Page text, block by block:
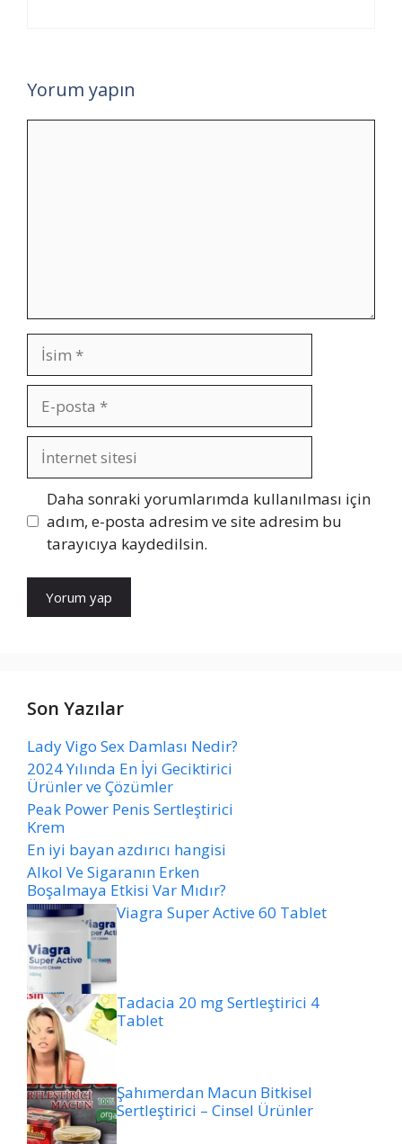
Yorum yapın
İsim
posta
İnternet
sitesi
Daha sonraki yorumlarımda kullanılması için
adım, e-posta adresim ve site adresim bu
tarayıcıya kaydedilsin.
Son Yazılar
Lady Vigo Sex Damlası Nedir?
2024 Yılında En İyi Geciktirici
Ürünler ve Çözümler
Peak Power Penis Sertleştirici
Krem
En iyi bayan azdırıcı hangisi
Alkol Ve Sigaranın Erken
Boşalmaya Etkisi Var Mıdır?
Viagra Super Active 60 Tablet
Tadacia 20 mg Sertleştirici 4
Tablet
Şahımerdan Macun Bitkisel
Sertleştirici – Cinsel Ürünler